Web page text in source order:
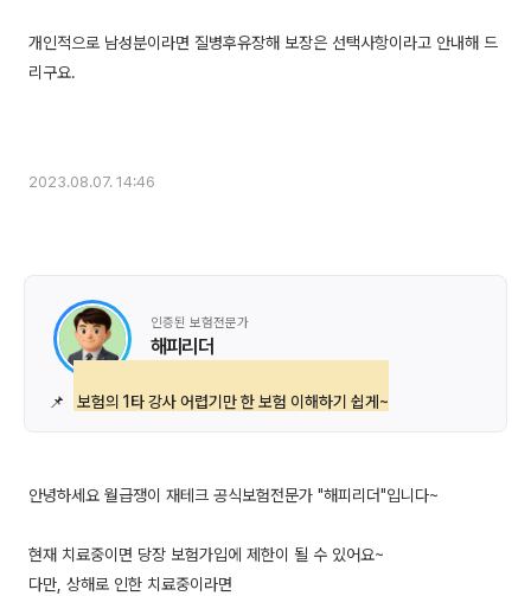
개인적으로 남성분이라면 질병후유장해 보장은 선택사항이라고 안내해 드
리구요.
2023.08.07. 14:46
인증된 보험전문가
해피리더
📌 보험의 1타 강사 어렵기만 한 보험 이해하기 쉽게~
안녕하세요 월급쟁이 재테크 공식보험전문가 "해피리더"입니다~
현재 치료중이면 당장 보험가입에 제한이 될 수 있어요~
다만, 상해로 인한 치료중이라면